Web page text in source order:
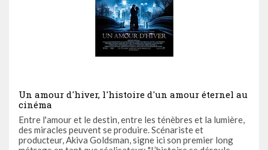
Un amour d'hiver, l'histoire d'un amour éternel au
cinéma
Entre l'amour et le destin, entre les ténèbres et la lumière,
des miracles peuvent se produire. Scénariste et
producteur, Akiva Goldsman, signe ici son premier long